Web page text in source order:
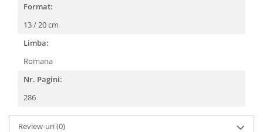
Format:
13 / 20 cm
Limba:
Romana
Nr. Pagini:
286
Review-uri(0)